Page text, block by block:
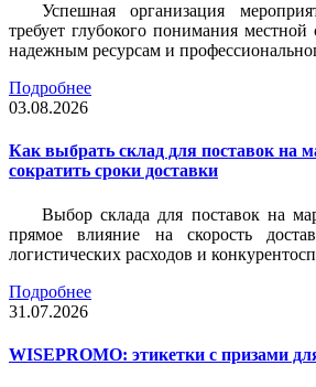
Успешная организация
требует глубокого понимания
надежным ресурсам и
Подробнее
03.08.2026
Как выбрать склад для поставок на
сократить сроки доставки
Выбор склада для поставок на
прямое влияние на скорость
логистических расходов и
Подробнее
31.07.2026
WISEPROMO: этикетки с призами